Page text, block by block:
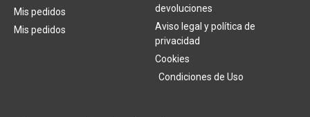
Mis pedidos
Mis pedidos
devoluciones
Aviso legal y política de
privacidad
Cookies
Condiciones de Uso